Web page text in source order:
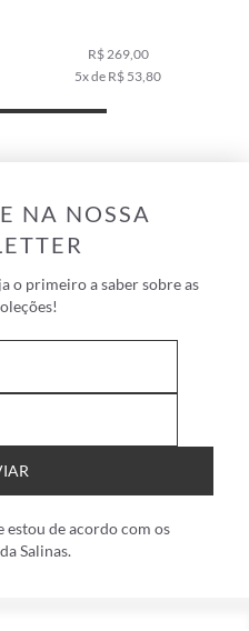
NA NOSSA
o primeiro a saber sobre as
estou de acordo com os
da Salinas.